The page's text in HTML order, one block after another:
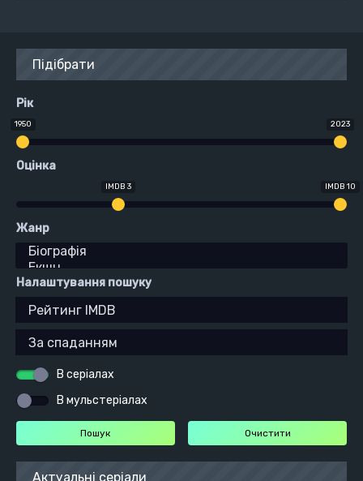
Підібрати
Рік
1950 2023
Оцінка
IMDB 3 IMDB 10
Жанр
Налаштування пошуку
В серіалах
В мульстеріалах
Актуальні серіали